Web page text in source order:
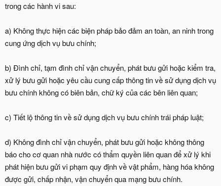
trong các hành vi sau:
a) Không thực hiện các biện pháp bảo đảm an toàn, an ninh trong
cung ứng dịch vụ bưu chính;
b) Đình chỉ, tạm đình chỉ vận chuyển, phát bưu gửi hoặc kiểm tra,
xử lý bưu gửi hoặc yêu cầu cung cấp thông tin về sử dụng dịch vụ
bưu chính không có biên bản, chữ ký của các bên liên quan;
c) Tiết lộ thông tin về sử dụng dịch vụ bưu chính trái pháp luật;
d) Không đình chỉ vận chuyển, phát bưu gửi hoặc không thông
báo cho cơ quan nhà nước có thẩm quyền liên quan để xử lý khi
phát hiện bưu gửi vi phạm quy định về vật phẩm, hàng hóa không
được gửi, chấp nhận, vận chuyển qua mạng bưu chính.